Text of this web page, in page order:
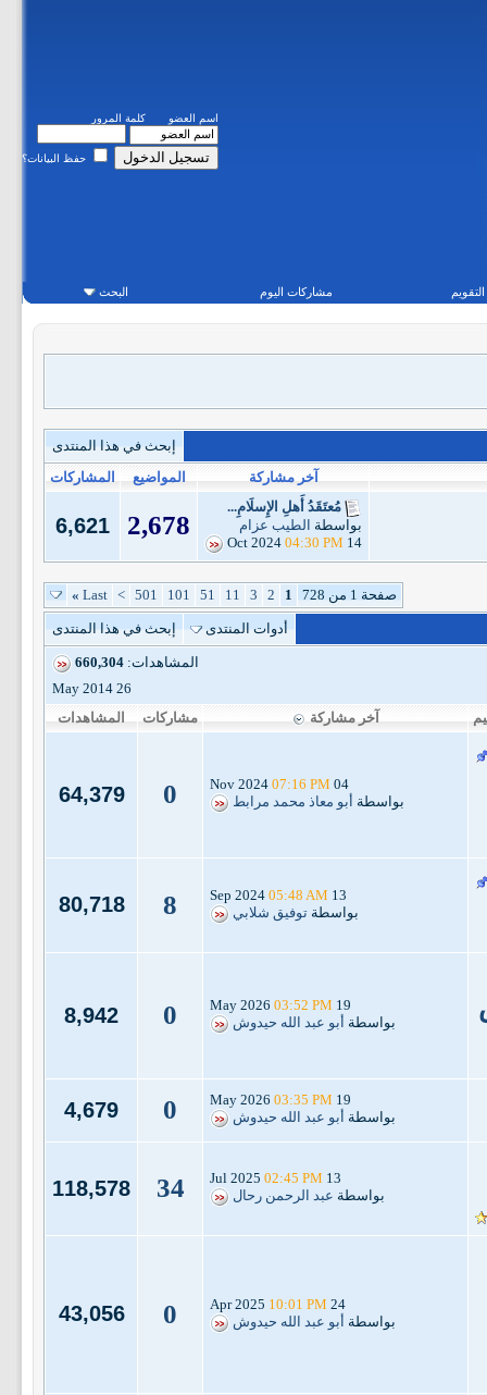
اسم العضو كلمة المرور
حفظ البيانات؟
التقويم مشاركات اليوم البحث
إبحث في هذا المنتدى
آخر مشاركة
المواضيع
المشاركات
مُعتَقَدُ أَهلِ الإِسلَامِ...
بواسطة الطيب عزام
14 Oct 2024
04:30 PM
2,678
6,621
صفحة 1 من 728 1
2
3
11
51
101
501
>
Last
»
أدوات المنتدى إبحث في هذا المنتدى
المشاهدات: 660,304
26 May 2014
آخر مشاركة مشاركات المشاهدات
04 Nov 2024
07:16 PM
بواسطة أبو معاذ محمد مرابط 0
64,379
13 Sep 2024
05:48 AM
بواسطة توفيق شلابي 8
80,718
19 May 2026
03:52 PM
بواسطة أبو عبد الله حيدوش 0
8,942
19 May 2026
03:35 PM
بواسطة أبو عبد الله حيدوش 0
4,679
13 Jul 2025
02:45 PM
بواسطة عبد الرحمن رحال 34
118,578
24 Apr 2025
10:01 PM
بواسطة أبو عبد الله حيدوش 0
43,056